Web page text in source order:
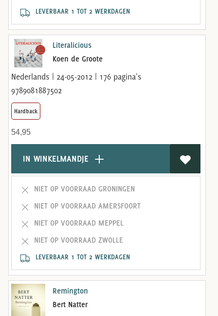
LEVERBAAR 1 TOT 2 WERKDAGEN
Literalicious
Koen de Groote
Nederlands | 24-05-2012 | 176 pagina's
9789081887502
Hardback
54,95
IN WINKELMANDJE
NIET OP VOORRAAD GRONINGEN
NIET OP VOORRAAD AMERSFOORT
NIET OP VOORRAAD MEPPEL
NIET OP VOORRAAD ZWOLLE
LEVERBAAR 1 TOT 2 WERKDAGEN
Remington
Bert Natter